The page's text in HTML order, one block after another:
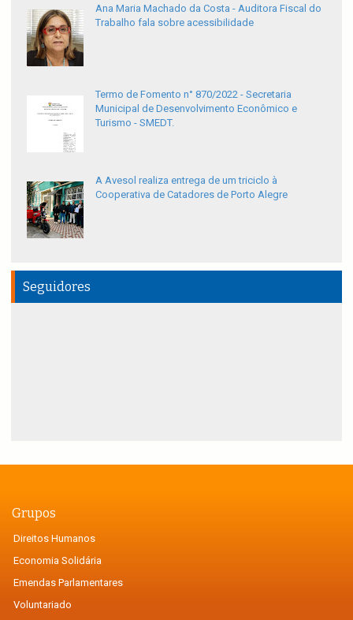
Ana Maria Machado da Costa - Auditora Fiscal do
Trabalho fala sobre acessibilidade
Termo de Fomento n° 870/2022 - Secretaria
Municipal de Desenvolvimento Econômico e
Turismo - SMEDT.
A Avesol realiza entrega de um triciclo à
Cooperativa de Catadores de Porto Alegre
Seguidores
Grupos
Direitos Humanos
Economia Solidária
Emendas Parlamentares
Voluntariado